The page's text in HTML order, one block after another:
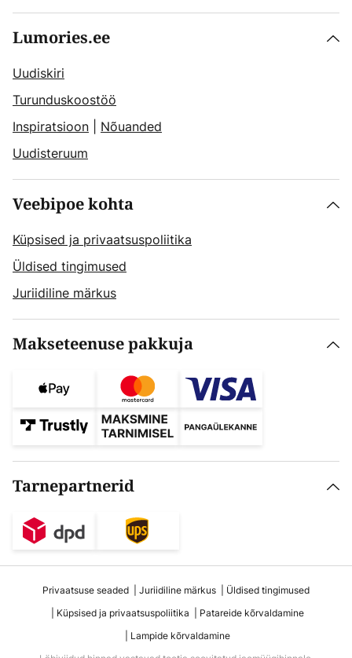
Lumories.ee
Uudiskiri
Turunduskoostöö
Inspiratsioon
Nõuanded
Uudisteruum
Veebipoe kohta
Küpsised ja privaatsuspoliitika
Üldised tingimused
Juriidiline märkus
Makseteenuse pakkuja
Tarnepartnerid
Privaatsuse seaded Juriidiline märkus
Üldised tingimused
Küpsised ja privaatsuspoliitika
Patareide kõrvaldamine
Lampide kõrvaldamine